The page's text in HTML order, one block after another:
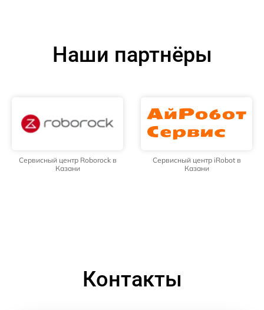
Наши партнёры
Сервисный центр Roborock в
Казани
Сервисный центр iRobot в
Казани
Контакты